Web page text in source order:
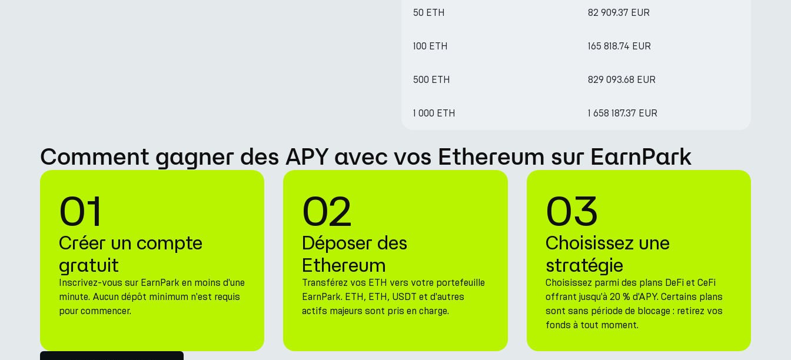
50 ETH 82 909.37 EUR
100 ETH 165 818.74 EUR
500 ETH 829 093.68 EUR
1 000 ETH 1 658 187.37 EUR
Comment gagner des APY avec vos Ethereum sur EarnPark
01
Créer un compte
gratuit
Inscrivez-vous sur EarnPark en moins d'une
minute. Aucun dépôt minimum n'est requis
pour commencer.
02
Déposer des
Ethereum
Transférez vos ETH vers votre portefeuille
EarnPark. ETH, ETH, USDT et d'autres
actifs majeurs sont pris en charge.
03
Choisissez une
stratégie
Choisissez parmi des plans DeFi et CeFi
offrant jusqu'à 20 % d'APY. Certains plans
sont sans période de blocage : retirez vos
fonds à tout moment.